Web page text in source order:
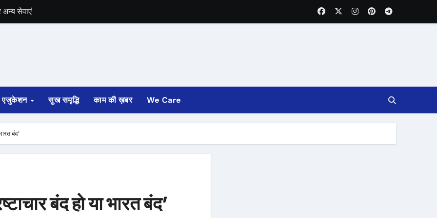
सेवाएं
पटरी से उतरी
रुपए मंजूर किए
एजुकेशन सुख समृद्धि काम की ख़बर We Care
बंद’
बंद हो या भारत बंद’